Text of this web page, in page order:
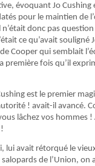
évoquant Jo Cushing
pour le maintien de
donc pas question
ce qu’avait souligné
Cooper qui semblait
première fois qu’il
est le premier
! avait-il avancé.
lâchez vos hommes !
lui avait rétorqué le
de l’Union, on